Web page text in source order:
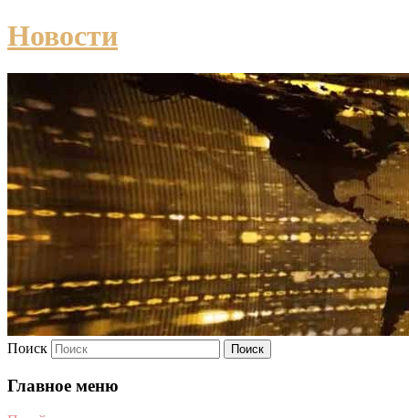
Новости
Поиск
Главное меню